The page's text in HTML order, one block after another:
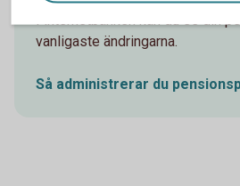
I internetbanken kan du se din
vanligaste ändringarna.
Så administrerar du